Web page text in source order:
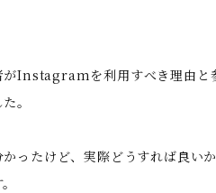
がInstagramを利用すべき理由と
。
ったけど、実際どうすれば良い